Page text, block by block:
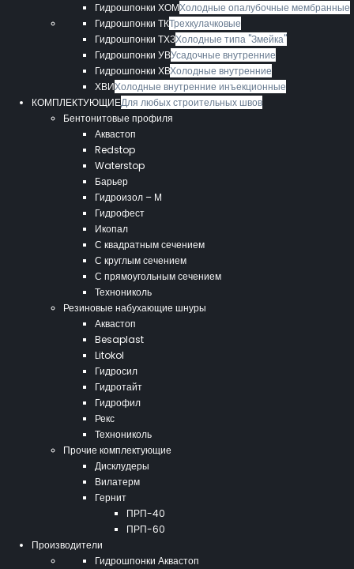
Гидрошпонки ХОМХолодные опалубочные мембранные
Гидрошпонки ТКТрехкулачковые
Гидрошпонки ТХЗХолодные типа "Змейка"
Гидрошпонки УВУсадочные внутренние
Гидрошпонки ХВХолодные внутренние
ХВИХолодные внутренние инъекционные
КОМПЛЕКТУЮЩИЕДля любых строительных швов
Бентонитовые профиля
Аквастоп
Redstop
Waterstop
Барьер
Гидроизол – М
Гидрофест
Икопал
С квадратным сечением
С круглым сечением
С прямоугольным сечением
Технониколь
Резиновые набухающие шнуры
Аквастоп
Besaplast
Litokol
Гидросил
Гидротайт
Гидрофил
Рекс
Технониколь
Прочие комплектующие
Дисклудеры
Вилатерм
Гернит
ПРП-40
ПРП-60
Производители
Гидрошпонки Аквастоп